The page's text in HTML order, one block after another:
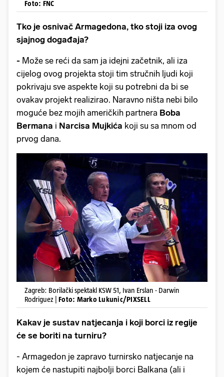
Foto: FNC
Tko je osnivač Armagedona, tko stoji iza ovog
sjajnog događaja?
- Može se reći da sam ja idejni začetnik, ali iza
cijelog ovog projekta stoji tim stručnih ljudi koji
pokrivaju sve aspekte koji su potrebni da bi se
ovakav projekt realizirao. Naravno ništa nebi bilo
moguće bez mojih američkih partnera Boba
Bermana i Narcisa Mujkića koji su sa mnom od
prvog dana.
Zagreb: Borilački spektakl KSW 51, Ivan Erslan - Darwin
Rodriguez | Foto: Marko Lukunic/PIXSELL
Kakav je sustav natjecanja i koji borci iz regije
će se boriti na turniru?
- Armagedon je zapravo turnirsko natjecanje na
kojem će nastupiti najbolji borci Balkana (ali i